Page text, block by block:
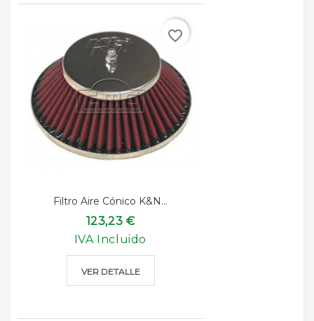
Filtro Aire Cónico K&n...
123,23 €
IVA Incluido
VER DETALLE
favorite_border